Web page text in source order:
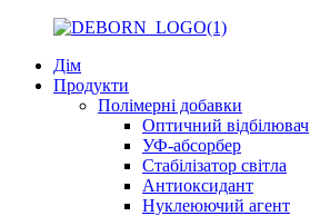
Дім
Продукти
Полімерні добавки
Оптичний відбілювач
УФ-абсорбер
Стабілізатор світла
Антиоксидант
Нуклеюючий агент